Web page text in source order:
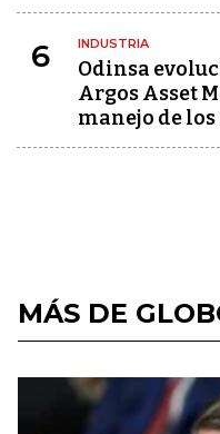
6 INDUSTRIA
Odinsa
Argos Asset
manejo de
MÁS DE